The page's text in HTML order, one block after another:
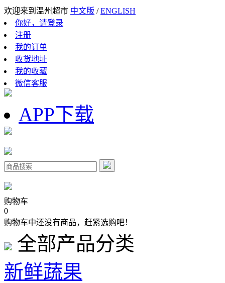
欢迎来到温州超市 中文版 /ENGLISH
你好，请登录
注册
我的订单
收货地址
我的收藏
微信客服
APP下载
购物车
0
购物车中还没有商品，赶紧选购吧！
全部产品分类
新鲜蔬果